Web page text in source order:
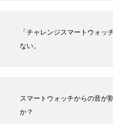
「チャレンジスマートウォ
ない。
スマートウォッチからの音が
か？